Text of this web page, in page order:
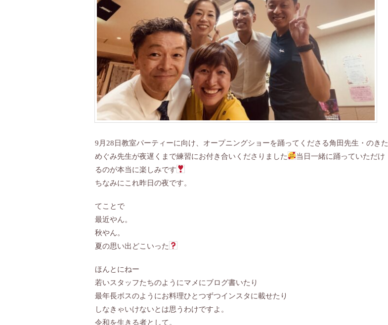
9月28日教室パーティーに向け、オープニングショーを踊ってくださる角田先生・のきた
めぐみ先生が夜遅くまで練習にお付き合いくださりました
当日一緒に踊っていただけ
るのが本当に楽しみです
ちなみにこれ昨日の夜です。
てことで
最近やん。
秋やん。
夏の思い出どこいった
ほんとにねー
若いスタッフたちのようにマメにブログ書いたり
最年長ボスのようにお料理ひとつずつインスタに載せたり
しなきゃいけないとは思うわけですよ。
令和を生きる者として。